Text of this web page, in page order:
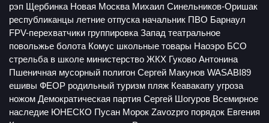
рэп Щербинка Новая Москва Михаил Синельников-Оришак
республиканцы летние отпуска начальник ПВО Барнаул
FPV-перехватчики группировка Запад театральное
повольжье болота Комус школьные товары Наоэро БСО
стрельба в школе министерство ЖКХ Гуково Антонина
Пшеничная мусорный полигон Сергей Макунов WASABI89
ешивы ФЕОР родильный туризм пляж Кеавакапу угроза
ножом Демократическая партия Сергей Шогуров Всемирное
наследие ЮНЕСКО Пусан Морок Zavozpro порядок Евгения